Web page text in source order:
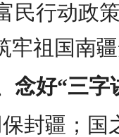
民行动政
牢祖国南
念好“三字
封疆；国